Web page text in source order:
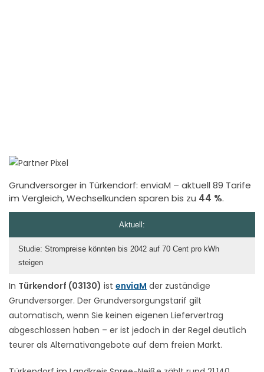
Grundversorger in Türkendorf: enviaM – aktuell 89 Tarife
im Vergleich, Wechselkunden sparen bis zu 44 %.
In Türkendorf (03130) ist enviaM der zuständige
Grundversorger. Der Grundversorgungstarif gilt
automatisch, wenn Sie keinen eigenen Liefervertrag
abgeschlossen haben – er ist jedoch in der Regel deutlich
teurer als Alternativangebote auf dem freien Markt.
Aktuell:
Studie: Strompreise könnten bis 2042 auf 70 Cent pro kWh
steigen